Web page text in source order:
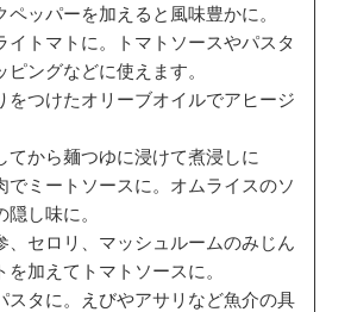
ッパーを加えると風味豊かに。
イトマトに。トマトソースやパスタ
ングなどに使えます。
をつけたオリーブオイルでアヒージ
てから麺つゆに浸けて煮浸しに
でミートソースに。オムライスのソ
し味に。
、セロリ、マッシュルームのみじん
加えてトマトソースに。
スタに。えびやアサリなど魚介の具